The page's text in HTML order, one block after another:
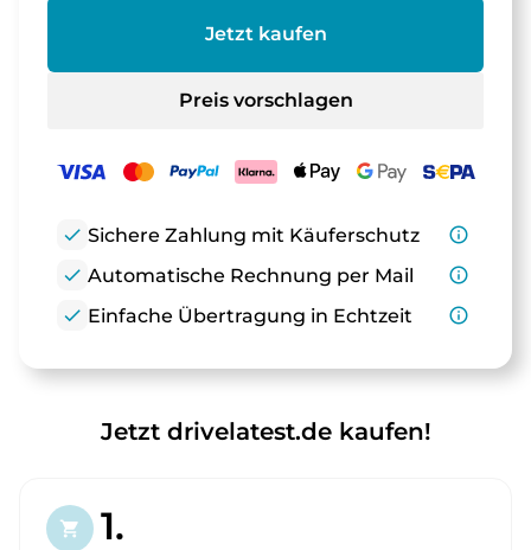
Jetzt kaufen
Preis vorschlagen
check Sichere Zahlung mit Käuferschutz
info_outline
check Automatische Rechnung per Mail
info_outline
check Einfache Übertragung in Echtzeit info_outline
Jetzt drivelatest.de kaufen!
shopping_cart 1.